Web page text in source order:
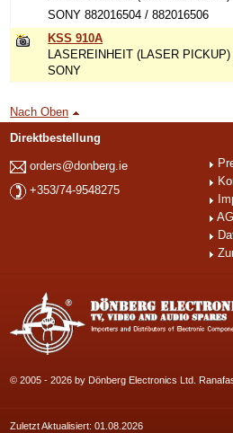
SONY 882016504 / 882016506
KSS 910A
LASEREINHEIT (LASER
SONY
Nach Oben
Direktbestellung
orders@donberg.ie
+353/74-9548275
© 2005 - 2026 by Dönberg Electronics Ltd.
Zuletzt Aktualisiert: 01.08.2026